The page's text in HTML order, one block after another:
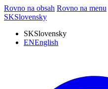
Rovno na obsah Rovno na menu
SKSlovensky
SKSlovensky
ENEnglish